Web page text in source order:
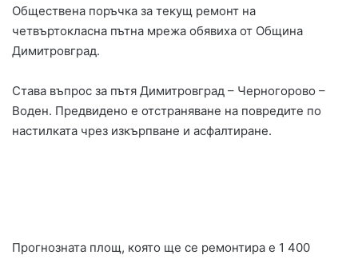
Обществена поръчка за текущ ремонт на
четвъртокласна пътна мрежа обявиха от Община
Димитровград.
Става въпрос за пътя Димитровград – Черногорово –
Воден. Предвидено е отстраняване на повредите по
настилката чрез изкърпване и асфалтиране.
Прогнозната площ, която ще се ремонтира е 1 400